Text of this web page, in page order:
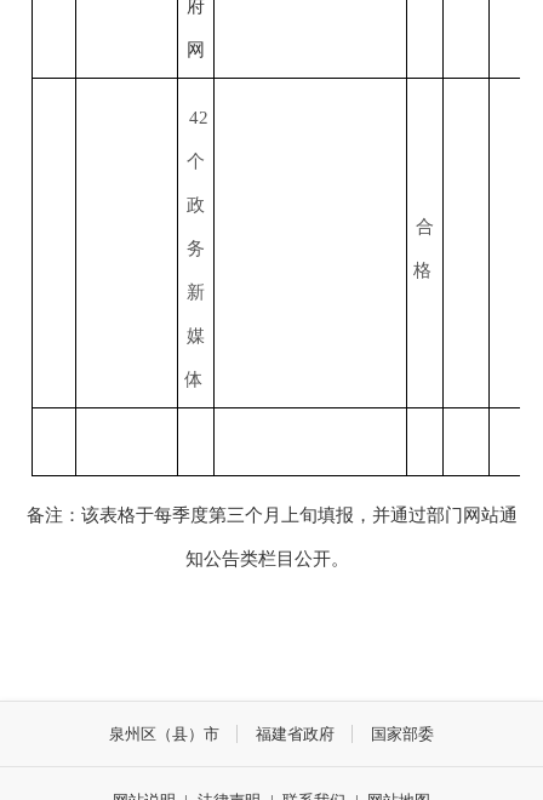
府
网
42
个
政
务
新
媒
体
合
格
备注：该表格于每季度第三个月上旬填报，并通过部门网站通
知公告类栏目公开。
泉州区（县）市 福建省政府 国家部委